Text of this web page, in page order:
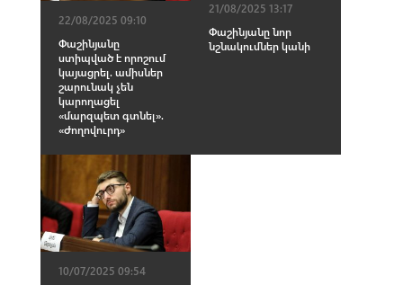
22/08/2025 09:10
Փաշինյանը
ստիպված է որոշում
կայացրել. ամիսներ
շարունակ չեն
կարողացել
«մարզպետ գտնել».
«Ժողովուրդ»
21/08/2025 13:17
Փաշինյանը նոր
նշնակումներ կանի
10/07/2025 09:54